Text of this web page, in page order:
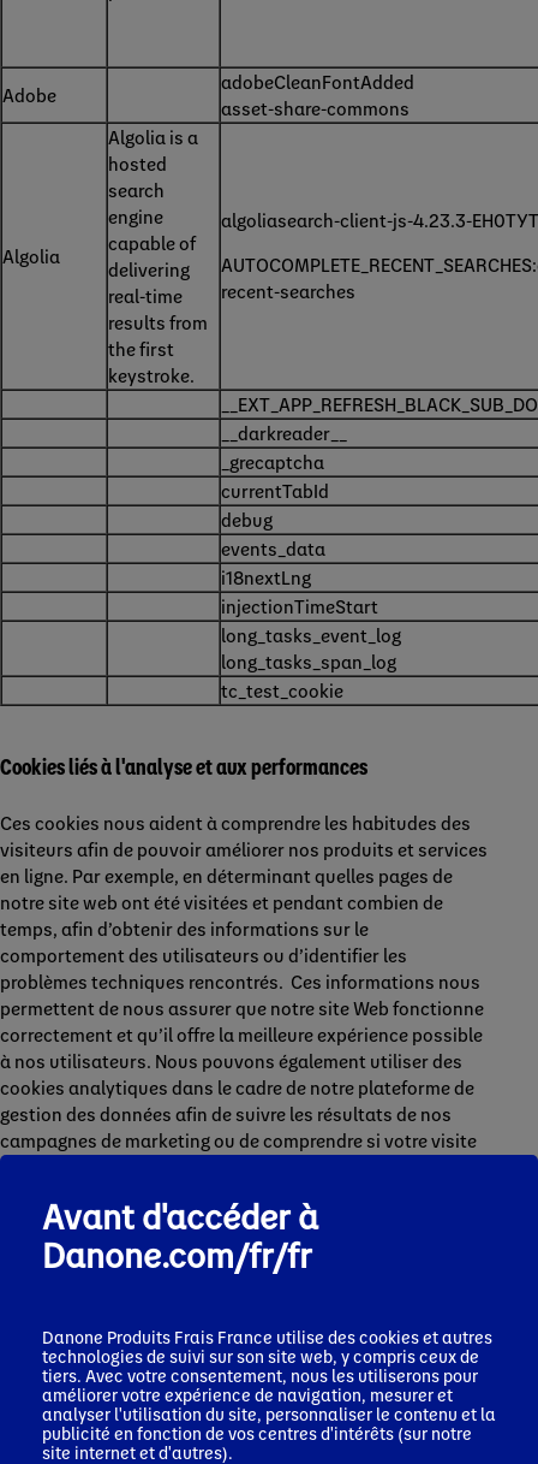
Adobe
adobeCleanFontAdded
asset-share-commons
Algolia
Algolia is a
hosted
search
engine
capable of
delivering
real-time
results from
the first
keystroke.
algoliasearch-client-js-4.23.3-
recent-searches
__darkreader__
_grecaptcha
currentTabId
debug
events_data
i18nextLng
injectionTimeStart
long_tasks_event_log
long_tasks_span_log
tc_test_cookie
Cookies liés à l'analyse et aux performances
Ces cookies nous aident à comprendre les habitudes des
visiteurs afin de pouvoir améliorer nos produits et services
en ligne. Par exemple, en déterminant quelles pages de
notre site web ont été visitées et pendant combien de
temps, afin d’obtenir des informations sur le
comportement des utilisateurs ou d’identifier les
problèmes techniques rencontrés. Ces informations nous
permettent de nous assurer que notre site Web fonctionne
correctement et qu’il offre la meilleure expérience possible
à nos utilisateurs. Nous pouvons également utiliser des
cookies analytiques dans le cadre de notre plateforme de
gestion des données afin de suivre les résultats de nos
campagnes de marketing ou de comprendre si votre visite
a été motivée par l’utilisation ou l’achat d’un produit ou
Liste des cookies analytiques et liés aux performances
Nom du
cookie
Objectif
Nom de l'émetteur du
cookie
de
temps le
cookie
est-il
stocké ?
Avant d'accéder à
Danone.com/fr/fr
Danone Produits Frais France utilise des cookies et autres
technologies de suivi sur son site web, y compris ceux de
tiers. Avec votre consentement, nous les utiliserons pour
améliorer votre expérience de navigation, mesurer et
analyser l'utilisation du site, personnaliser le contenu et la
publicité en fonction de vos centres d'intérêts (sur notre
site internet et d'autres).